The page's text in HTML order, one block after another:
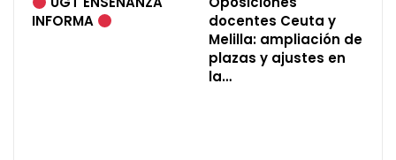
INFORMA
docentes Ceuta y
Melilla: ampliación de
plazas y ajustes en
la…